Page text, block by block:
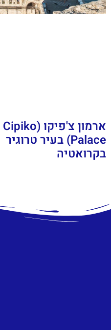
ארמון צ'פיקו (Cipiko
Palace) בעיר טרוגיר
בקרואטיה